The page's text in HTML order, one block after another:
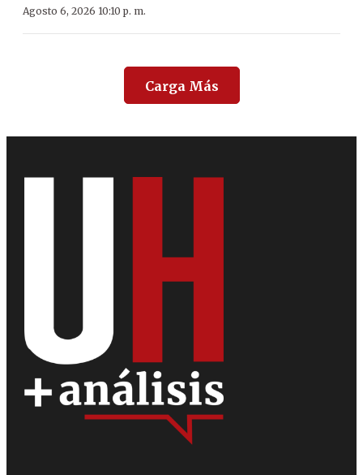
Agosto 6, 2026 10:10 p. m.
Carga Más